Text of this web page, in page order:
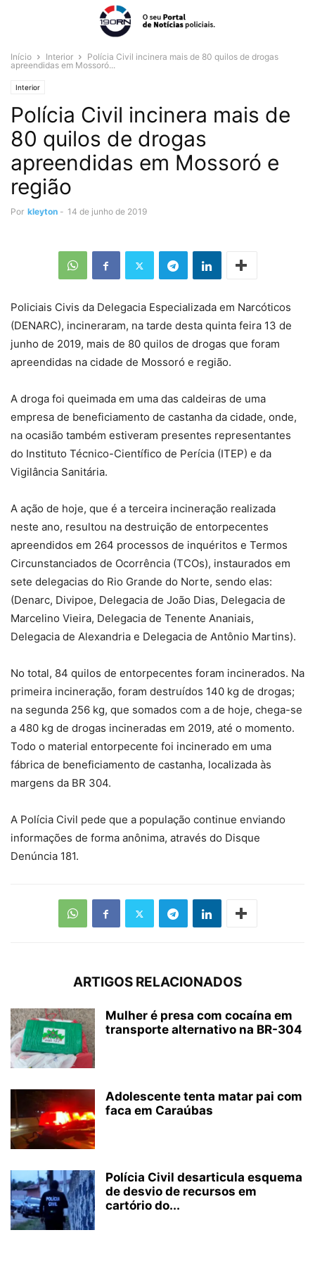
Início Interior
Polícia Civil incinera mais de 80 quilos de drogas
apreendidas em Mossoró...
Interior
Polícia Civil incinera mais de
80 quilos de drogas
apreendidas em Mossoró e
região
Por kleyton - 14 de junho de 2019
Policiais Civis da Delegacia Especializada em Narcóticos
(DENARC), incineraram, na tarde desta quinta feira 13 de
junho de 2019, mais de 80 quilos de drogas que foram
apreendidas na cidade de Mossoró e região.
A droga foi queimada em uma das caldeiras de uma
empresa de beneficiamento de castanha da cidade, onde,
na ocasião também estiveram presentes representantes
do Instituto Técnico-Científico de Perícia (ITEP) e da
Vigilância Sanitária.
A ação de hoje, que é a terceira incineração realizada
neste ano, resultou na destruição de entorpecentes
apreendidos em 264 processos de inquéritos e Termos
Circunstanciados de Ocorrência (TCOs), instaurados em
sete delegacias do Rio Grande do Norte, sendo elas:
(Denarc, Divipoe, Delegacia de João Dias, Delegacia de
Marcelino Vieira, Delegacia de Tenente Ananiais,
Delegacia de Alexandria e Delegacia de Antônio Martins).
No total, 84 quilos de entorpecentes foram incinerados. Na
primeira incineração, foram destruídos 140 kg de drogas;
na segunda 256 kg, que somados com a de hoje, chega-se
a 480 kg de drogas incineradas em 2019, até o momento.
Todo o material entorpecente foi incinerado em uma
fábrica de beneficiamento de castanha, localizada às
margens da BR 304.
A Polícia Civil pede que a população continue enviando
informações de forma anônima, através do Disque
Denúncia 181.
ARTIGOS RELACIONADOS
Mulher é presa com cocaína em
transporte alternativo na BR-304
Adolescente tenta matar pai com
faca em Caraúbas
Polícia Civil desarticula esquema
de desvio de recursos em
cartório do...